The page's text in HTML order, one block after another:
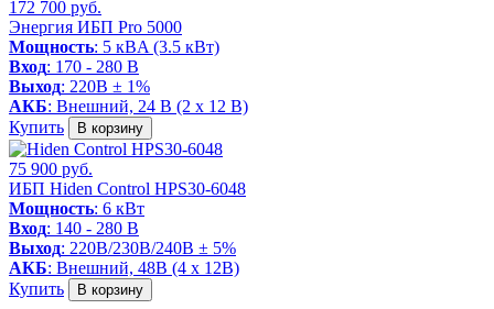
172 700 руб.
Энергия ИБП Pro 5000
Мощность: 5 кВA (3.5 кВт)
Вход: 170 - 280 В
Выход: 220В ± 1%
АКБ: Внешний, 24 В (2 x 12 В)
Купить
В корзину
75 900 руб.
ИБП Hiden Control HPS30-6048
Мощность: 6 кВт
Вход: 140 - 280 В
Выход: 220В/230В/240В ± 5%
АКБ: Внешний, 48В (4 x 12В)
Купить
В корзину